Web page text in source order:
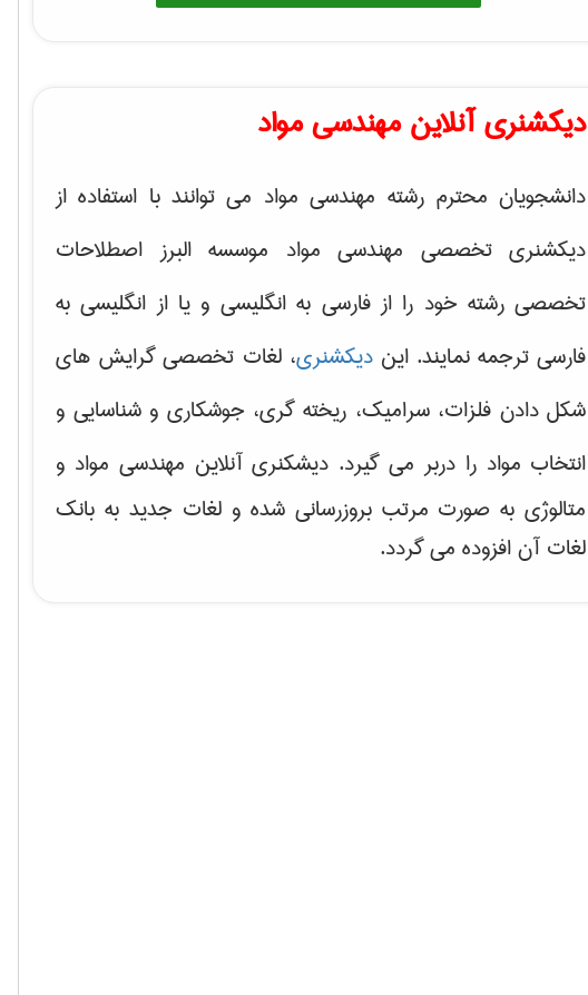
دیکشنری آنلاین مهندسی مواد
دانشجویان محترم رشته مهندسی مواد می توانند با استفاده از
دیکشنری تخصصی مهندسی مواد موسسه البرز اصطلاحات
تخصصی رشته خود را از فارسی به انگلیسی و یا از انگلیسی به
فارسی ترجمه نمایند. ایندیکشنری، لغات تخصصی گرایش های
شکل دادن فلزات، سرامیک، ریخته گری، جوشکاری و شناسایی و
انتخاب مواد را دربر می گیرد. دیشکنری آنلاین مهندسی مواد و
متالوژی به صورت مرتب بروزرسانی شده و لغات جدید به بانک
لغات آن افزوده می گردد.